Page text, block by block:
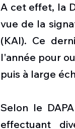
A cet effet, la
vue de la
(KAI). Ce
l'année pour
puis à large
Selon le
effectuant